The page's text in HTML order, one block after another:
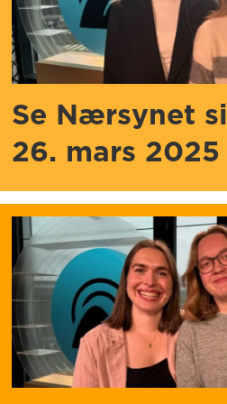
Se Nærsynet
26. mars 2025